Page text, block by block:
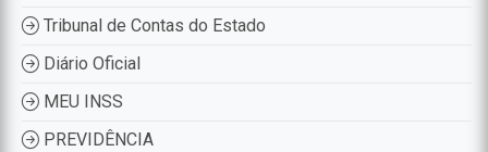
Tribunal de Contas do Estado
Diário Oficial
MEU INSS
PREVIDÊNCIA